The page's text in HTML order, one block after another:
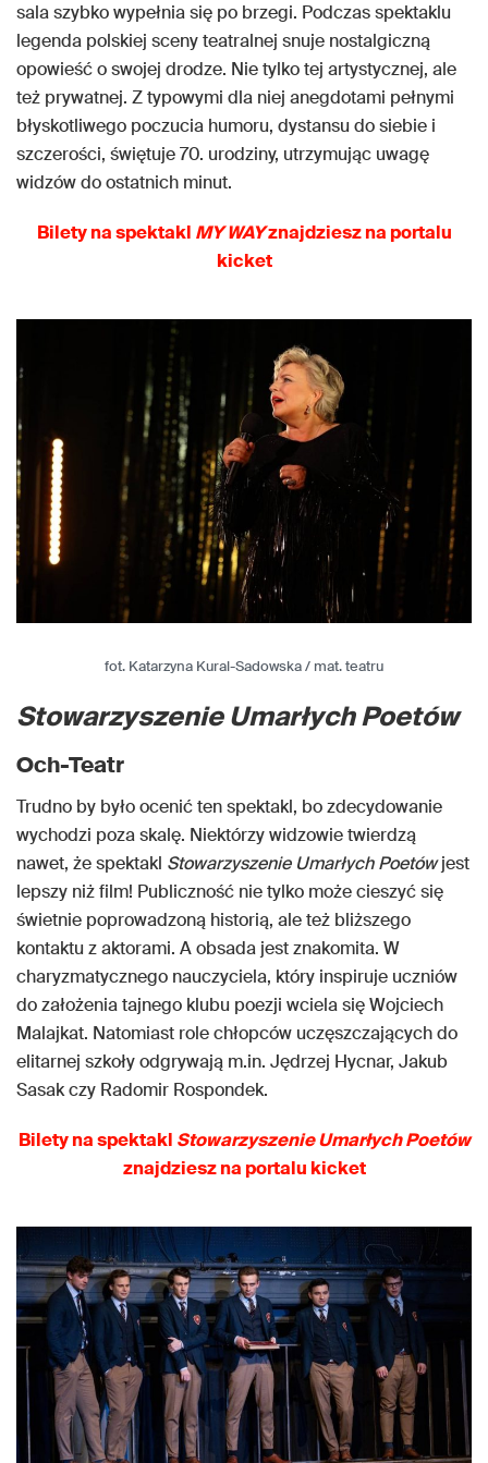
sala szybko wypełnia się po brzegi. Podczas spektaklu
legenda polskiej sceny teatralnej snuje nostalgiczną
opowieść o swojej drodze. Nie tylko tej artystycznej, ale
też prywatnej. Z typowymi dla niej anegdotami pełnymi
błyskotliwego poczucia humoru, dystansu do siebie i
szczerości, świętuje 70. urodziny, utrzymując uwagę
widzów do ostatnich minut.
Biletyna spektakl MYWAYznajdziesz na portalu
kicket
fot. Katarzyna Kural-Sadowska / mat. teatru
Stowarzyszenie Umarłych Poetów
Och-Teatr
Trudno by było ocenić ten spektakl, bo zdecydowanie
wychodzi poza skalę. Niektórzy widzowie twierdzą
nawet, że spektakl Stowarzyszenie Umarłych Poetówjest
lepszy niż film! Publiczność nie tylko może cieszyć się
świetnie poprowadzoną historią, ale też bliższego
kontaktu z aktorami. A obsada jest znakomita. W
charyzmatycznego nauczyciela, który inspiruje uczniów
do założenia tajnego klubu poezji wciela się Wojciech
Malajkat. Natomiast role chłopców uczęszczających do
elitarnej szkoły odgrywają m.in. Jędrzej Hycnar, Jakub
Sasak czy Radomir Rospondek.
Bilety na spektakl Stowarzyszenie Umarłych Poetów
znajdziesz na portalu kicket